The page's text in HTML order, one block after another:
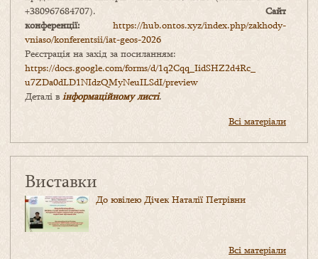
+380967684707). Сайт
конференції: https://hub.ontos.xyz/index.php/zakhody-
vniaso/konferentsii/iat-geos-2026
Реєстрація на захід за посиланням:
https://docs.google.com/forms/d/1q2Cqq_IidSHZ2d4Rc_
u7ZDa0dLD1NIdzQMyNeuILSdI/preview
Деталі в інформаційному листі.
Всі матеріали
Виставки
До ювілею Дічек Наталії Петрівни
Всі матеріали